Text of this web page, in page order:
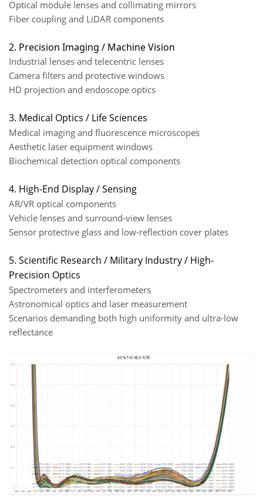
Optical module lenses and collimating mirrors
Fiber coupling and LiDAR components
2. Precision Imaging / Machine Vision
Industrial lenses and telecentric lenses
Camera filters and protective windows
HD projection and endoscope optics
3. Medical Optics / Life Sciences
Medical imaging and fluorescence microscopes
Aesthetic laser equipment windows
Biochemical detection optical components
4. High-End Display / Sensing
AR/VR optical components
Vehicle lenses and surround-view lenses
Sensor protective glass and low-reflection cover plates
5. Scientific Research / Military Industry / High-
Precision Optics
Spectrometers and interferometers
Astronomical optics and laser measurement
Scenarios demanding both high uniformity and ultra-low
reflectance